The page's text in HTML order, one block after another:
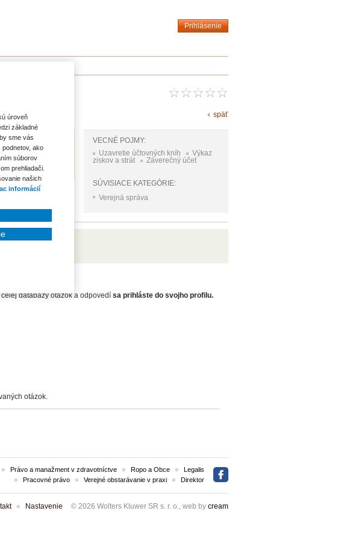
Prihlásenie
späť
VECNÉ POJMY:
Uzavretie účtovných kníh
Výkaz
ziskov a strát
Záverečný účet
SÚVISIACE KATEGÓRIE:
Verejná správa
sa týka termínov
roka? Kde by
databázy otázok a odpovedí sa prihláste do svojho profilu.
otázok.
Právo a manažment v zdravotníctve Ropo a Obce
Legalis
Pracovné právo
Verejné obstarávanie v praxi Direktor
Nastavenie
© 2026 Wolters Kluwer SR s. r. o., web by cream
úroveň
základné
sme vás
podnetov, ako
súborov
prehliadači.
našich
informácií